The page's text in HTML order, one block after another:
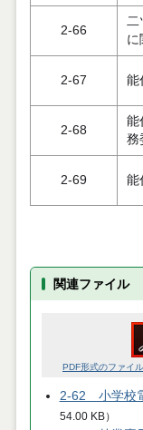
2-66
に
2-67 能
2-68
能
務
2-69 能
関連ファイル
PDF形式のファイ
2-62 小学校
54.00 KB）